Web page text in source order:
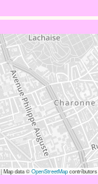
|Map data ©OpenStreetMapcontributors